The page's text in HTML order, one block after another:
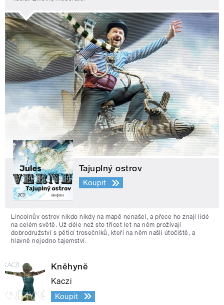
Tajuplný ostrov
Koupit
Lincolnův ostrov nikdo nikdy na mapě nenašel, a přece ho znají lidé
na celém světě. Už déle než sto třicet let na něm prožívají
dobrodružství s pěticí trosečníků, kteří na něm našli útočiště, a
hlavně nejedno tajemství.
Kněhyně
Kaczi
Koupit